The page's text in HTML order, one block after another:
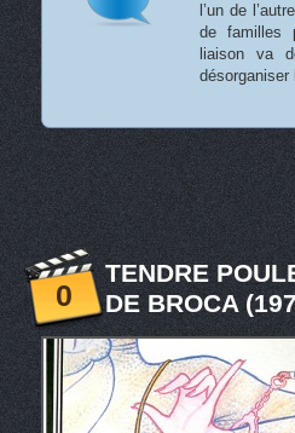
l’un de
de familles
liaison va
0
TENDRE
DE BROCA